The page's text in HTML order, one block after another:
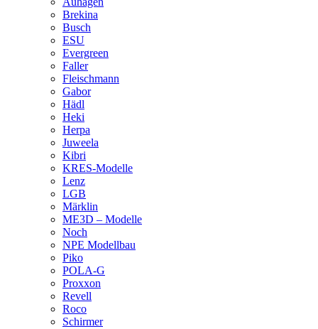
Brekina
Busch
ESU
Evergreen
Faller
Fleischmann
Gabor
Hädl
Heki
Herpa
Juweela
Kibri
KRES-Modelle
Lenz
LGB
Märklin
ME3D – Modelle
Noch
NPE Modellbau
Piko
POLA-G
Proxxon
Revell
Roco
Schirmer